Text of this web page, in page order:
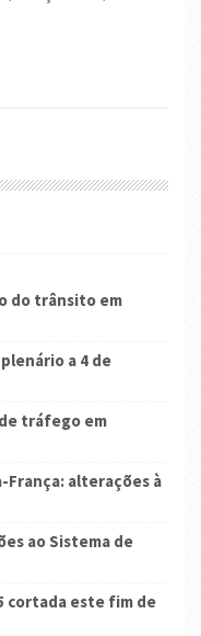
do trânsito em
a 4 de
tráfego em
França: alterações à
ao Sistema de
cortada este fim de